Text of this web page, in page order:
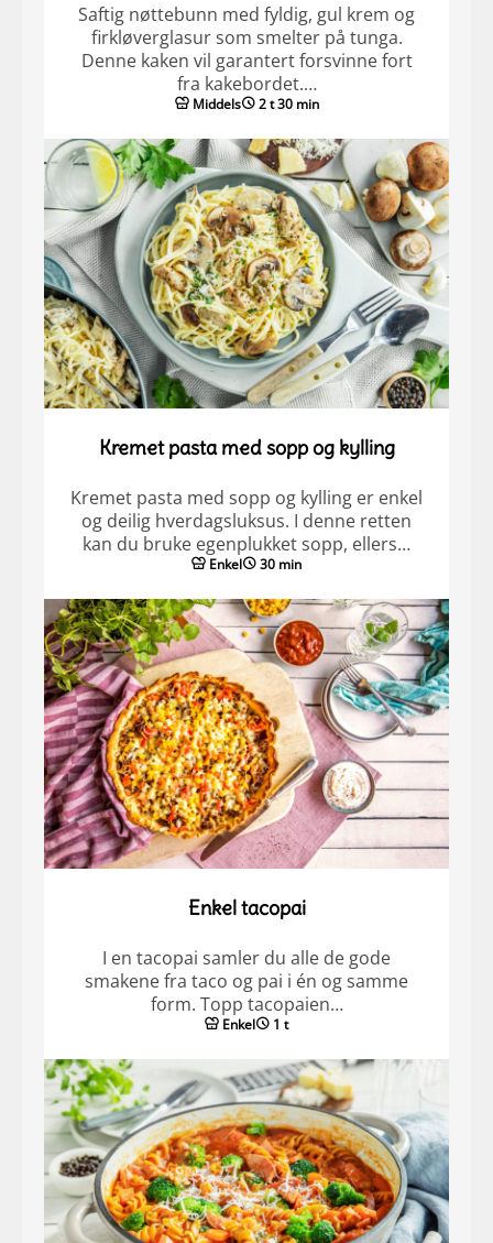
Saftig nøttebunn med fyldig, gul krem og
firkløverglasur som smelter på tunga.
Denne kaken vil garantert forsvinne fort
fra kakebordet.…
Middels 2 t 30 min
Kremet pasta med sopp og kylling
Kremet pasta med sopp og kylling er enkel
og deilig hverdagsluksus. I denne retten
kan du bruke egenplukket sopp, ellers…
Enkel 30 min
Enkel tacopai
I en tacopai samler du alle de gode
smakene fra taco og pai i én og samme
form. Topp tacopaien…
Enkel 1 t